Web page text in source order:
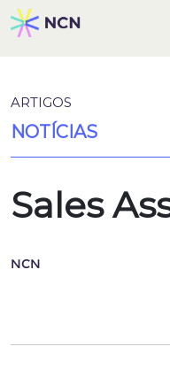
ARTIGOS
NOTÍCIAS
Sales
NCN